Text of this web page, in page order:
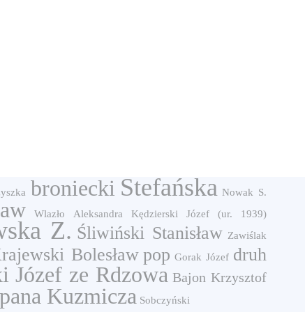
broniecki Stefańska Nowak S.
Wlazło Aleksandra Kędzierski Józef (ur. 1939)
Z. Śliwiński Stanisław Zawiślak
Bolesław pop Gorak Józef druh
Józef ze Rdzowa Bajon Krzysztof
Kuzmicza Sobczyński